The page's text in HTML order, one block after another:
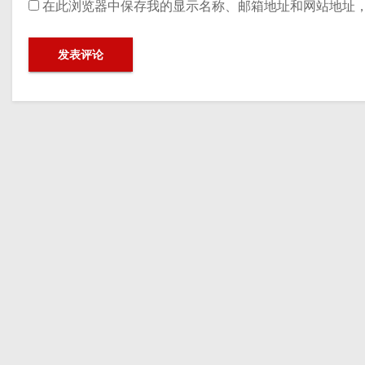
在此浏览器中保存我的显示名称、邮箱地址和网站地址